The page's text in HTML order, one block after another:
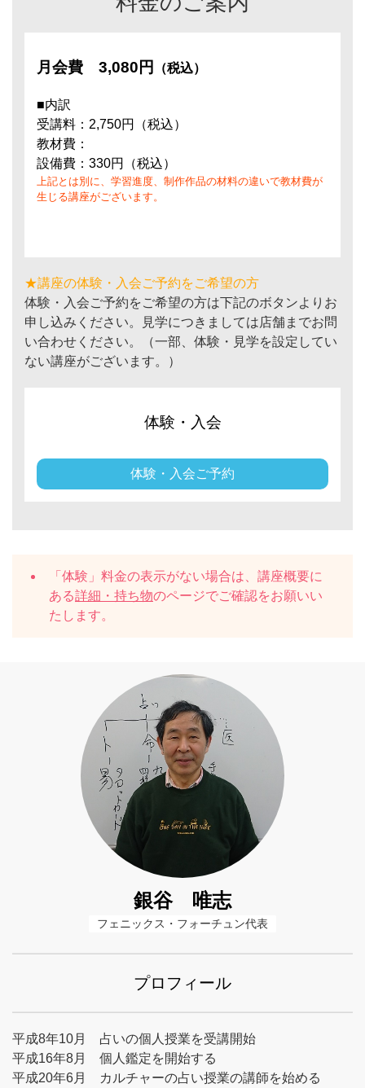
月会費 3,080円 （税込）
■内訳
受講料：2,750円（税込）
教材費：
設備費：330円（税込）
上記とは別に、学習進度、制作作品の材料の違いで教材費が
生じる講座がございます。
★講座の体験・入会ご予約をご希望の方
体験・入会ご予約をご希望の方は下記のボタンよりお
申し込みください。見学につきましては店舗までお問
い合わせください。（一部、体験・見学を設定してい
ない講座がございます。）
体験・入会
体験・入会ご予約
「体験」料金の表示がない場合は、講座概要に
ある詳細・持ち物のページでご確認をお願いい
たします。
銀谷 唯志
フェニックス・フォーチュン代表
プロフィール
平成8年10月 占いの個人授業を受講開始
平成16年8月 個人鑑定を開始する
平成20年6月 カルチャーの占い授業の講師を始める